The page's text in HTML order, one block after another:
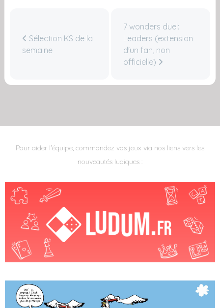
Sélection KS de la
semaine
7 wonders duel:
Leaders (extension
d'un fan, non
officielle)
Pour aider l'équipe, commandez vos jeux via nos liens vers les
nouveautés ludiques :